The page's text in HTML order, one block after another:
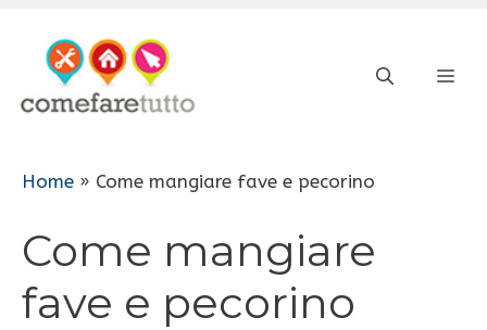
contenuto
Home » Come mangiare fave e pecorino
Come mangiare
fave e pecorino